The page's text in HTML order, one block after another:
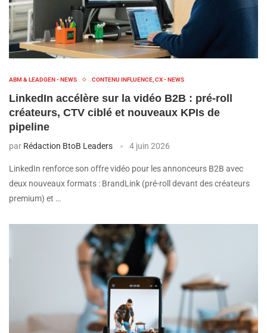
ABM & LEADGEN - NEWS CONTENU INFLUENCE, CX - NEWS
LinkedIn accélère sur la vidéo B2B : pré-roll
créateurs, CTV ciblé et nouveaux KPIs de
pipeline
par Rédaction BtoB Leaders 4 juin 2026
LinkedIn renforce son offre vidéo pour les annonceurs B2B avec
deux nouveaux formats : BrandLink (pré-roll devant des créateurs
premium) et …